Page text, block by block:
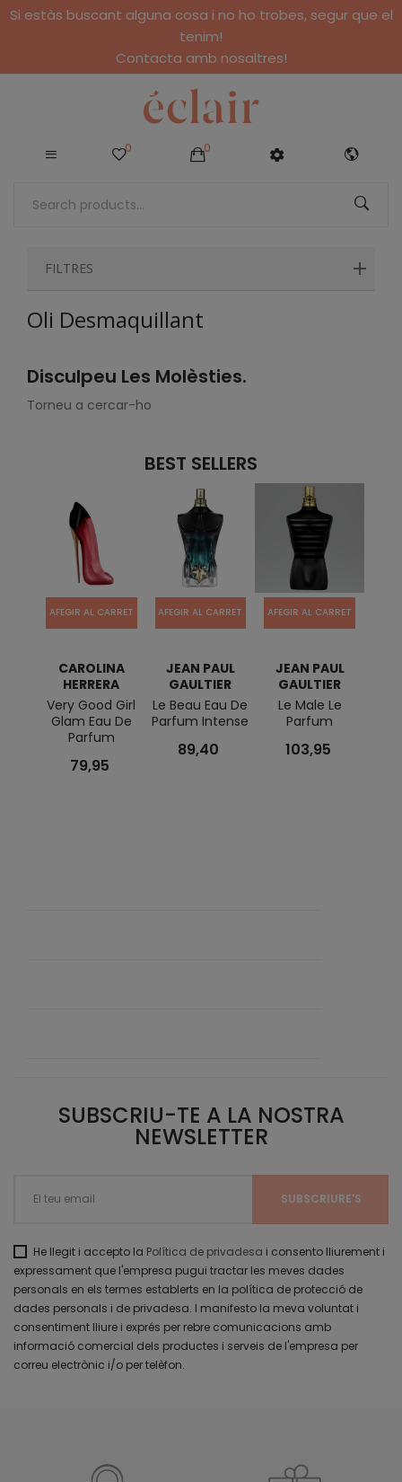
Si estàs buscant alguna cosa i no ho trobes, segur que el
tenim!
Contacta amb nosaltres!
0 0
FILTRES
Oli Desmaquillant
Disculpeu Les Molèsties.
Torneu a cercar-ho
BEST SELLERS
AFEGIR AL CARRET
CAROLINA
HERRERA
Very Good Girl
Glam Eau De
Parfum
79,95
AFEGIR AL CARRET
JEAN PAUL
GAULTIER
Le Beau Eau De
Parfum Intense
89,40
AFEGIR AL CARRET
JEAN PAUL
GAULTIER
Le Male Le
Parfum
103,95
SUBSCRIU-TE A LA NOSTRA
NEWSLETTER
He llegit i accepto la Política de privadesa i consento lliurement i
expressament que l'empresa pugui tractar les meves dades
personals en els termes establerts en la política de protecció de
dades personals i de privadesa. I manifesto la meva voluntat i
consentiment lliure i exprés per rebre comunicacions amb
informació comercial dels productes i serveis de l'empresa per
correu electrònic i/o per telèfon.